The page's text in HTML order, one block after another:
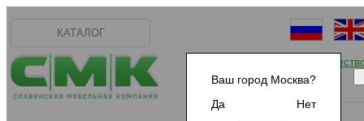
Ваш город Москва?
Да
Нет
КАТАЛОГ
Начать